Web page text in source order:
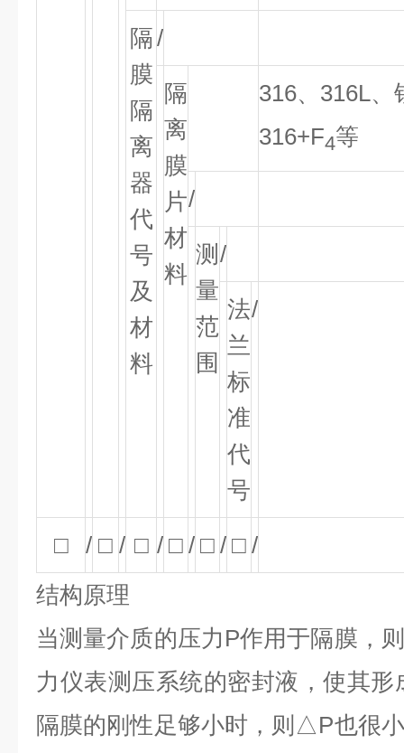
隔
膜
隔
离
器
代
号
及
材
料
/
隔
离
膜
片
材
料
316、 316L、
316+F4等
/
测
量
范
围
/
法
兰
标
准
代
号
/
□ / □ / □ / □ / □ / □ /
结构原理
当测量介质的压力P作用于隔膜，
力仪表测压系统的密封液，使其
隔膜的刚性足够小时，则△P也很